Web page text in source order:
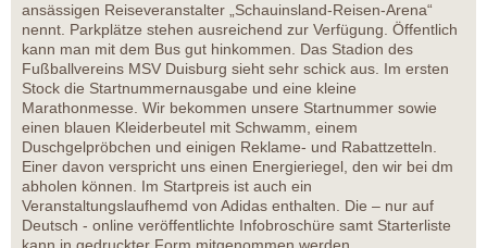
ansässigen Reiseveranstalter „Schauinsland-Reisen-Arena“
nennt. Parkplätze stehen ausreichend zur Verfügung. Öffentlich
kann man mit dem Bus gut hinkommen. Das Stadion des
Fußballvereins MSV Duisburg sieht sehr schick aus. Im ersten
Stock die Startnummernausgabe und eine kleine
Marathonmesse. Wir bekommen unsere Startnummer sowie
einen blauen Kleiderbeutel mit Schwamm, einem
Duschgelpröbchen und einigen Reklame- und Rabattzetteln.
Einer davon verspricht uns einen Energieriegel, den wir bei dm
abholen können. Im Startpreis ist auch ein
Veranstaltungslaufhemd von Adidas enthalten. Die – nur auf
Deutsch - online veröffentlichte Infobroschüre samt Starterliste